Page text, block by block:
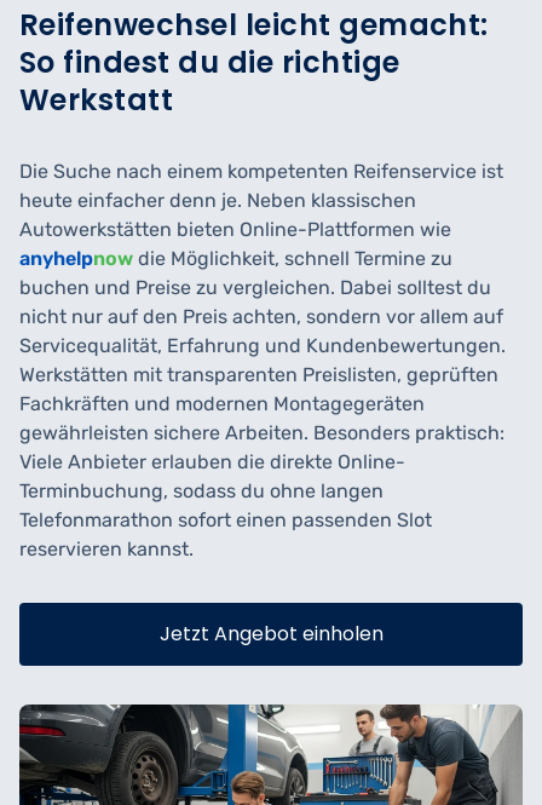
Reifenwechsel leicht gemacht:
So findest du die richtige
Werkstatt
Die Suche nach einem kompetenten Reifenservice ist
heute einfacher denn je. Neben klassischen
Autowerkstätten bieten Online-Plattformen wie
anyhelpnow die Möglichkeit, schnell Termine zu
buchen und Preise zu vergleichen. Dabei solltest du
nicht nur auf den Preis achten, sondern vor allem auf
Servicequalität, Erfahrung und Kundenbewertungen.
Werkstätten mit transparenten Preislisten, geprüften
Fachkräften und modernen Montagegeräten
gewährleisten sichere Arbeiten. Besonders praktisch:
Viele Anbieter erlauben die direkte Online-
Terminbuchung, sodass du ohne langen
Telefonmarathon sofort einen passenden Slot
reservieren kannst.
Jetzt Angebot einholen